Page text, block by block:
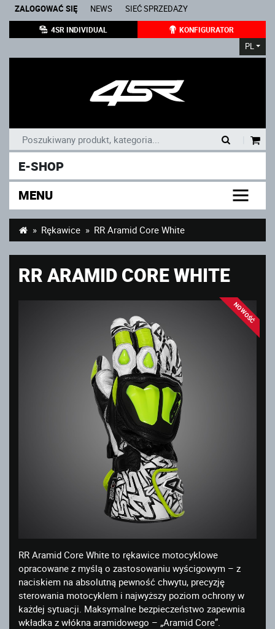
ZALOGOWAĆ SIĘ NEWS SIEĆ SPRZEDAŻY
4SR INDIVIDUAL KONFIGURATOR
PL
E-SHOP
MENU
Rękawice RR Aramid Core White
RR ARAMID CORE WHITE
NOWOŚĆ
RR Aramid Core White to rękawice motocyklowe
opracowane z myślą o zastosowaniu wyścigowym – z
naciskiem na absolutną pewność chwytu, precyzję
sterowania motocyklem i najwyższy poziom ochrony w
każdej sytuacji. Maksymalne bezpieczeństwo zapewnia
wkładka z włókna aramidowego – „Aramid Core”.